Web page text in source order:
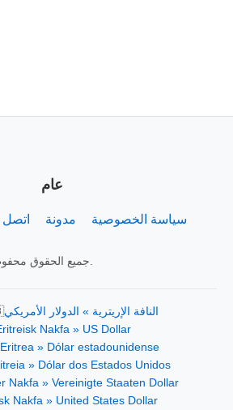
عام
اتصل مدونة سياسة الخصوصية
النافة الإريترية » الدولار الأمريكي
Nakfa » US Dollar
» Dólar estadounidense
» Dólar dos Estados Unidos
Nakfa » Vereinigte Staaten Dollar
Nakfa » United States Dollar